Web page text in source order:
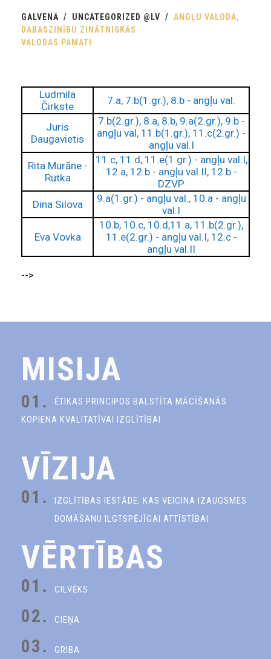
GALVENĀ UNCATEGORIZED @LV
ANGĻU VALODA,
DABASZINĪBU ZINĀTNISKĀS
VALODAS PAMATI
Ludmila
Čirkste
7.a, 7.b(1.gr.), 8.b - angļu val.
Juris
Daugavietis
7.b(2.gr.), 8.a, 8.b, 9.a(2.gr.), 9.b -
angļu val, 11.b(1.gr.), 11.c(2.gr.) -
angļu val.I
Rita Murāne -
Rutka
11.c, 11.d, 11.e(1.gr.) - angļu val.I,
12.a, 12.b - angļu val.II, 12.b -
DZVP
Dina Silova
9.a(1.gr.) - angļu val., 10.a - angļu
val.I
Eva Vovka
10.b, 10.c, 10.d,11.a, 11.b(2.gr.),
11.e(2.gr.) - angļu val.I, 12.c -
angļu val.II
-->
MISIJA
01.
ĒTIKAS PRINCIPOS BALSTĪTA MĀCĪŠANĀS
KOPIENA KVALITATĪVAI IZGLĪTĪBAI
VĪZIJA
01.
IZGLĪTĪBAS IESTĀDE, KAS VEICINA IZAUGSMES
DOMĀŠANU ILGTSPĒJĪGAI ATTĪSTĪBAI
VĒRTĪBAS
01. CILVĒKS
02. CIEŅA
03. GRIBA